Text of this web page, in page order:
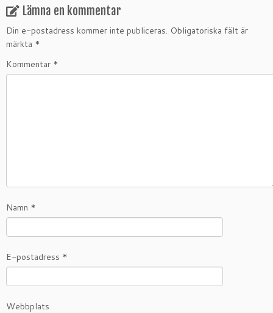
Lämna en kommentar
Din e-postadress kommer inte publiceras. Obligatoriska fält är
märkta *
Kommentar *
Namn *
E-postadress *
Webbplats